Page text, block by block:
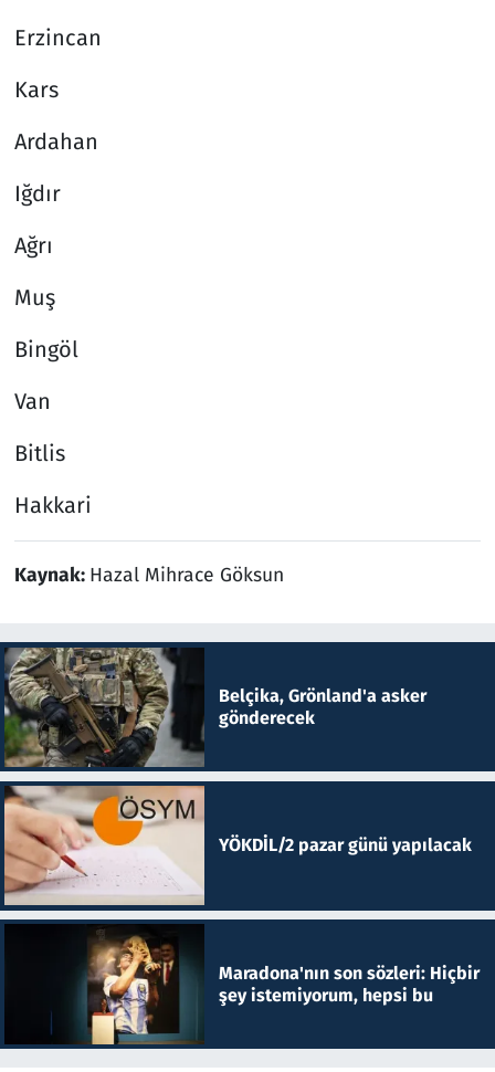
Erzincan
Kars
Ardahan
Iğdır
Ağrı
Muş
Bingöl
Van
Bitlis
Hakkari
Kaynak: Hazal Mihrace Göksun
Belçika, Grönland'a asker
gönderecek
YÖKDİL/2 pazar günü yapılacak
Maradona'nın son sözleri: Hiçbir
şey istemiyorum, hepsi bu